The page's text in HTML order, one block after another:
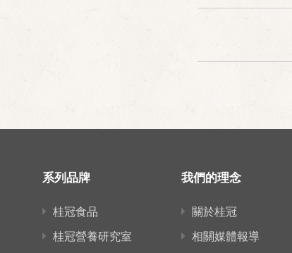
系列品牌
桂冠食品
桂冠營養研究室
我們的理念
關於桂冠
相關媒體報導